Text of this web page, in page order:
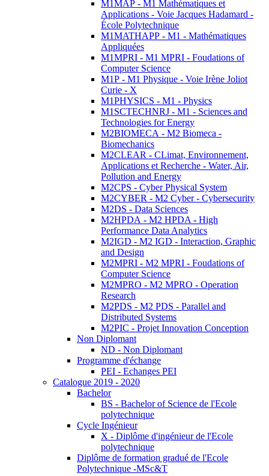
M1MAP - M1 Mathématiques et
Applications - Voie Jacques Hadamard -
École Polytechnique
M1MATHAPP - M1 - Mathématiques
Appliquées
M1MPRI - M1 MPRI - Foudations of
Computer Science
M1P - M1 Physique - Voie Irène Joliot
Curie - X
M1PHYSICS - M1 - Physics
M1SCTECHNRJ - M1 - Sciences and
Technologies for Energy
M2BIOMECA - M2 Biomeca -
Biomechanics
M2CLEAR - CLimat, Environnement,
Applications et Recherche - Water, Air,
Pollution and Energy
M2CPS - Cyber Physical System
M2CYBER - M2 Cyber - Cybersecurity
M2DS - Data Sciences
M2HPDA - M2 HPDA - High
Performance Data Analytics
M2IGD - M2 IGD - Interaction, Graphic
and Design
M2MPRI - M2 MPRI - Foudations of
Computer Science
M2MPRO - M2 MPRO - Operation
Research
M2PDS - M2 PDS - Parallel and
Distributed Systems
M2PIC - Projet Innovation Conception
Non Diplomant
ND - Non Diplomant
Programme d'échange
PEI - Echanges PEI
Catalogue 2019 - 2020
Bachelor
BS - Bachelor of Science de l'Ecole
polytechnique
Cycle Ingénieur
X - Diplôme d'ingénieur de l'Ecole
polytechnique
Diplôme de formation gradué de l'Ecole
Polytechnique -MSc&T